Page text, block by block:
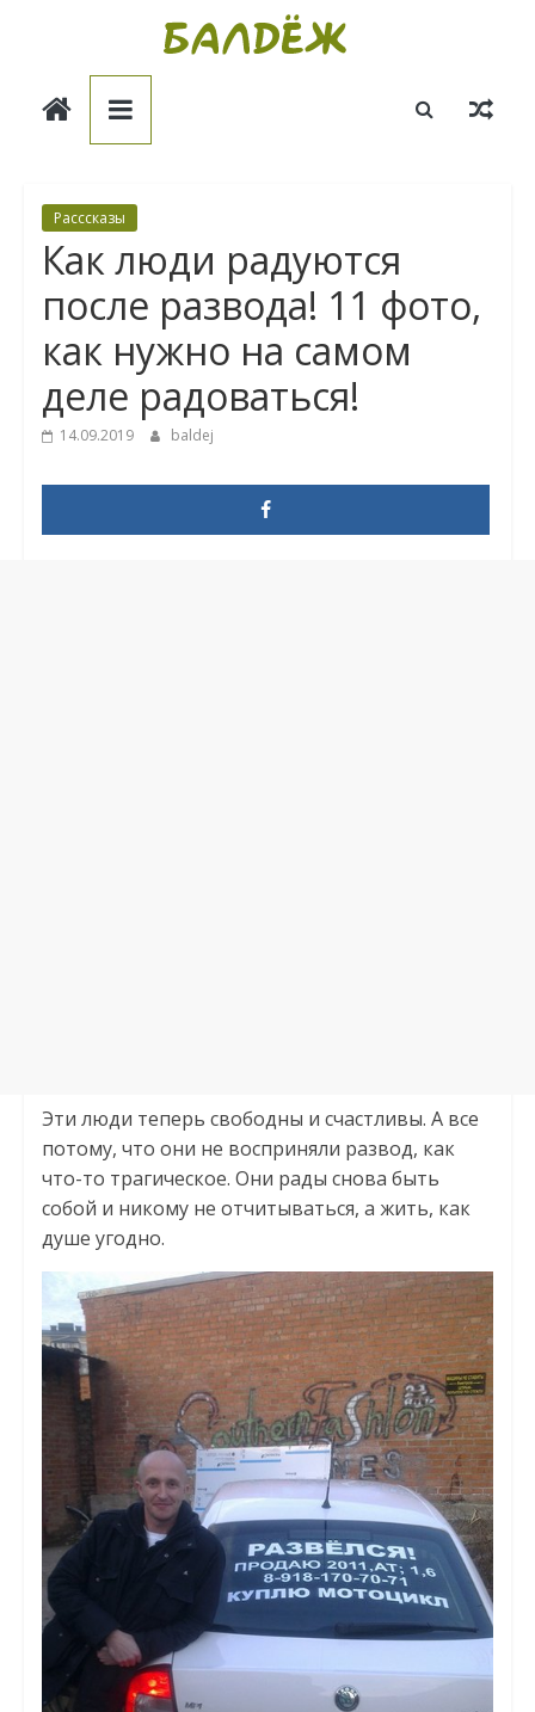
Балдёж
Расссказы
Как люди радуются
после развода! 11 фото,
как нужно на самом
деле радоваться!
14.09.2019 baldej
Эти люди теперь свободны и счастливы. А все
потому, что они не восприняли развод, как
что-то трагическое. Они рады снова быть
собой и никому не отчитываться, а жить, как
душе угодно.